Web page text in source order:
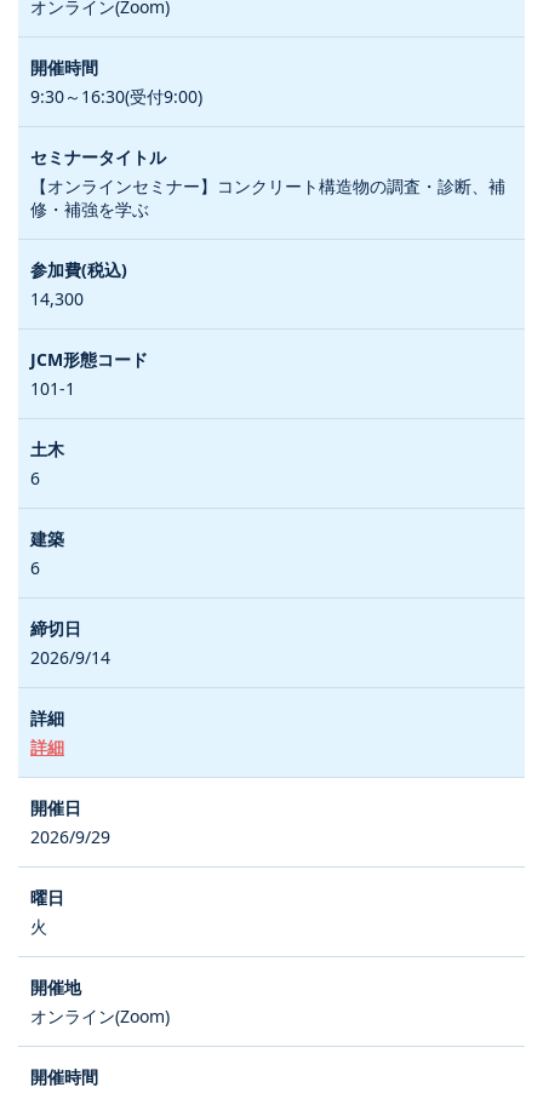
オンライン(Zoom)
9:30～16:30(受付9:00)
【オンラインセミナー】コンクリート構造物の調査・診断、補
修・補強を学ぶ
14,300
101-1
6
6
2026/9/14
詳細
2026/9/29
火
オンライン(Zoom)